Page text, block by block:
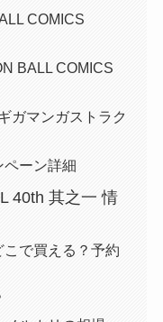
COMICS
BALL COMICS
ガマンガストラク
ペーン詳細
40th 其之一 情
で買える？予約